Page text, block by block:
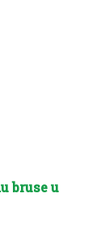
bruse u